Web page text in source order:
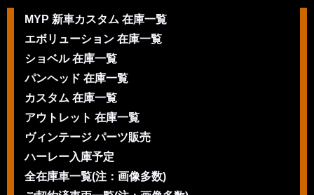
MYP 新車カスタム 在庫一覧
エボリューション 在庫一覧
ショベル 在庫一覧
パンヘッド 在庫一覧
カスタム 在庫一覧
アウトレット 在庫一覧
ヴィンテージ パーツ販売
ハーレー入庫予定
全在庫車一覧(注：画像多数)